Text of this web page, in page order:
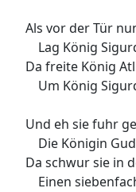
Als vor der Tür
Lag König
Da freite König
Um König
Und eh sie fuhr
Die Königin
Da schwur sie in
Einen